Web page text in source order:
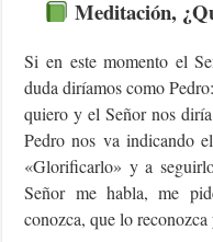
Meditación,
Si en este momento el
duda diríamos como
quiero y el Señor nos
Pedro nos va indicando
«Glorificarlo» y a
Señor me habla, me
conozca, que lo